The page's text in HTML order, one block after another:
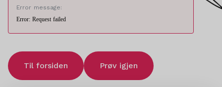
Error message:
Error: Request failed
Til forsiden Prøv igjen